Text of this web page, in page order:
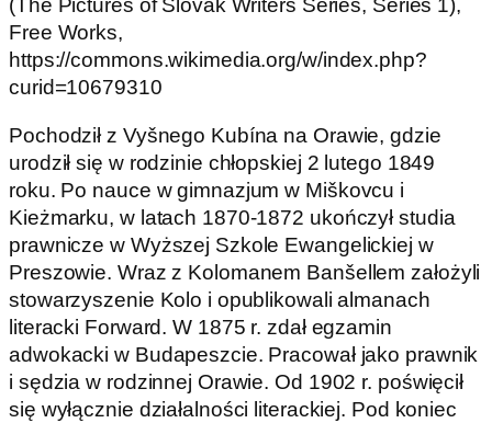
(The Pictures of Slovak Writers Series, Series 1),
Free Works,
https://commons.wikimedia.org/w/index.php?
curid=10679310
Pochodził z Vyšnego Kubína na Orawie, gdzie
urodził się w rodzinie chłopskiej 2 lutego 1849
roku. Po nauce w gimnazjum w Miškovcu i
Kieżmarku, w latach 1870-1872 ukończył studia
prawnicze w Wyższej Szkole Ewangelickiej w
Preszowie. Wraz z Kolomanem Banšellem założyli
stowarzyszenie Kolo i opublikowali almanach
literacki Forward. W 1875 r. zdał egzamin
adwokacki w Budapeszcie. Pracował jako prawnik
i sędzia w rodzinnej Orawie. Od 1902 r. poświęcił
się wyłącznie działalności literackiej. Pod koniec